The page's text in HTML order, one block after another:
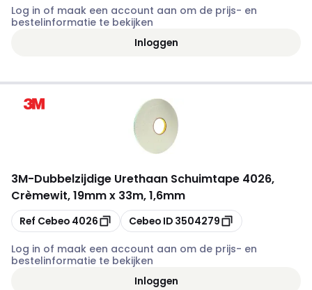
Log in of maak een account aan om de prijs- en
bestelinformatie te bekijken
Inloggen
3M-Dubbelzijdige Urethaan Schuimtape 4026,
Crèmewit, 19mm x 33m, 1,6mm
Kopiëren
Ref Cebeo 4026 Kopiëren
Cebeo ID 3504279
Log in of maak een account aan om de prijs- en
bestelinformatie te bekijken
Inloggen